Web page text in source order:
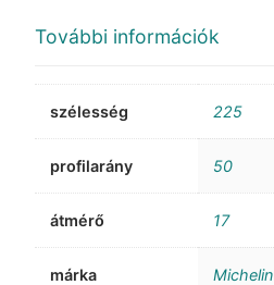
További információk
szélesség 225
profilarány 50
átmérő 17
márka Michelin